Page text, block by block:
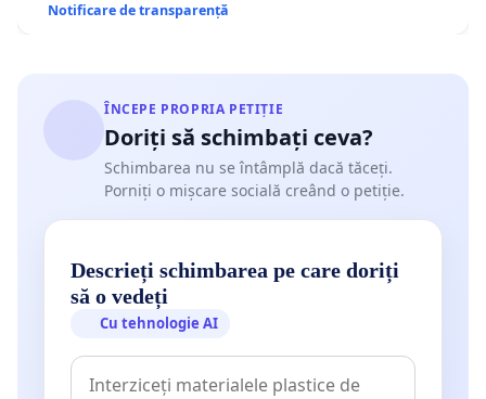
Notificare de transparență
ÎNCEPE PROPRIA PETIȚIE
Doriți să schimbați ceva?
Schimbarea nu se întâmplă dacă tăceți.
Porniți o mișcare socială creând o petiție.
Descrieți schimbarea pe care doriți
să o vedeți
Cu tehnologie AI